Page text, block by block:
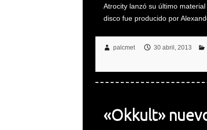
Atrocity lanzó su último
disco fue producido por
palcmet 30 abril, 2013
«Okkult»